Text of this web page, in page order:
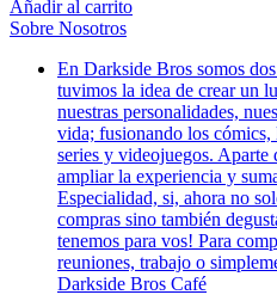
Añadir al carrito
Sobre Nosotros
En Darkside Bros somos
tuvimos la idea de crear un
nuestras personalidades,
vida; fusionando los cómics,
series y videojuegos. Aparte
ampliar la experiencia y
Especialidad, si, ahora no
compras sino también
tenemos para vos! Para
reuniones, trabajo o
Darkside Bros Café